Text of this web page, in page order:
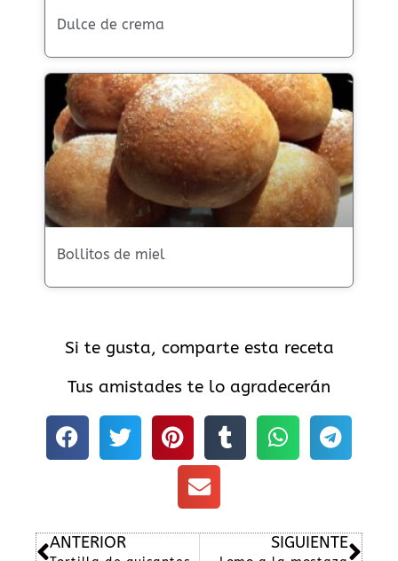
Dulce de crema
Bollitos de miel
Si te gusta, comparte esta receta
Tus amistades te lo agradecerán
Ant
ANTERIOR SIGUIENTE